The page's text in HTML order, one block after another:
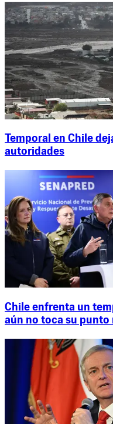
Temporal en Chile
autoridades
Chile enfrenta un
aún no toca su punto